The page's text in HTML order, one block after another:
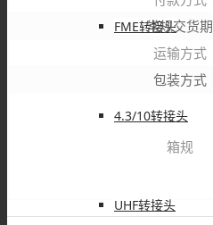
FME转接头
4.3/10转接头
UHF转接头
常规交货期
运输方式
包装方式
箱规